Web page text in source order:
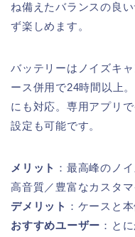
ね備えたバランスの良
ず楽しめます。
バッテリーはノイズキ
ース併用で24時間以上
にも対応。専用アプリ
設定も可能です。
メリット ：最高峰のノ
高音質／豊富なカスタ
デメリット ：ケースと
おすすめユーザー ：と